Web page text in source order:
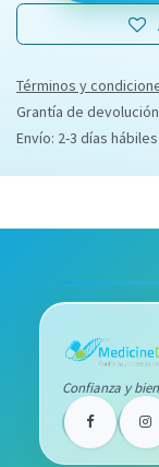
Términos y
Grantía de
Envío: 2-3 días hábiles
Confianza y